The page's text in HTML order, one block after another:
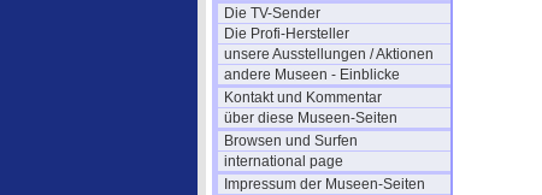
Die TV-Sender
Die Profi-Hersteller
unsere Ausstellungen / Aktionen
andere Museen - Einblicke
Kontakt und Kommentar
über diese Museen-Seiten
Browsen und Surfen
international page
Impressum der Museen-Seiten